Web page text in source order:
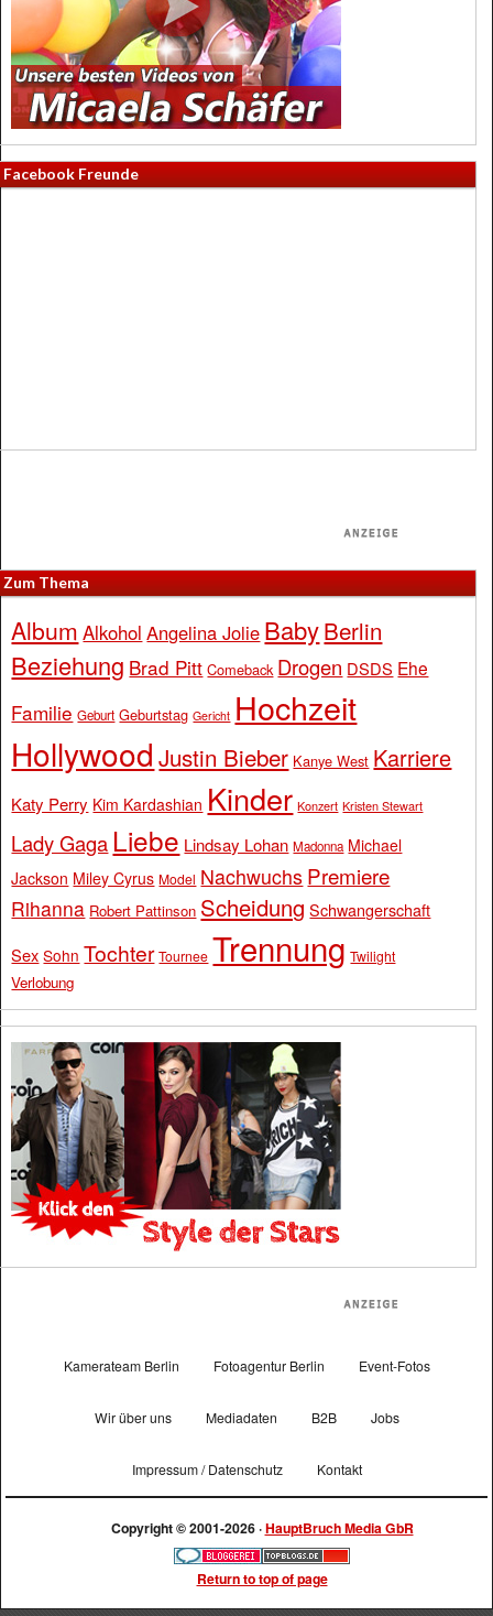
Facebook Freunde
Zum Thema
Album Alkohol Angelina Jolie BabyBerlin
Beziehung Brad Pitt Comeback Drogen DSDS Ehe
Familie Geburt Geburtstag Gericht Hochzeit
Hollywood Justin Bieber Kanye West Karriere
Katy Perry Kim Kardashian Kinder Konzert Kristen Stewart
Lady Gaga Liebe Lindsay Lohan Madonna Michael
Jackson Miley Cyrus Model Nachwuchs Premiere
Rihanna Robert Pattinson Scheidung Schwangerschaft
Sex Sohn Tochter Tournee Trennung Twilight
Verlobung
Kamerateam Berlin Fotoagentur Berlin Event-Fotos
Wir über uns Mediadaten B2B Jobs
Impressum / Datenschutz Kontakt
Copyright © 2001-2026 ·HauptBruch Media GbR
Return to top of page